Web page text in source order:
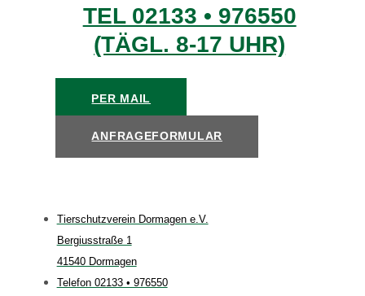
TEL 02133 • 976550
(TÄGL. 8-17 UHR)
PER MAIL
ANFRAGEFORMULAR
Tierschutzverein Dormagen e.V.
Bergiusstraße 1
41540 Dormagen
Telefon 02133 • 976550